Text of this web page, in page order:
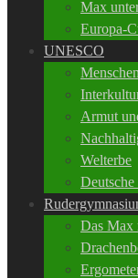
Max
Europa-
UNESCO
Armut
Welterbe
Das Max